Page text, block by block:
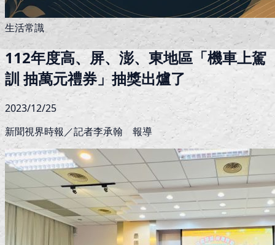
生活常識
112年度高、屏、澎、東地區「機車上駕
訓 抽萬元禮券」抽獎出爐了
2023/12/25
新聞視界時報／記者李承翰 報導